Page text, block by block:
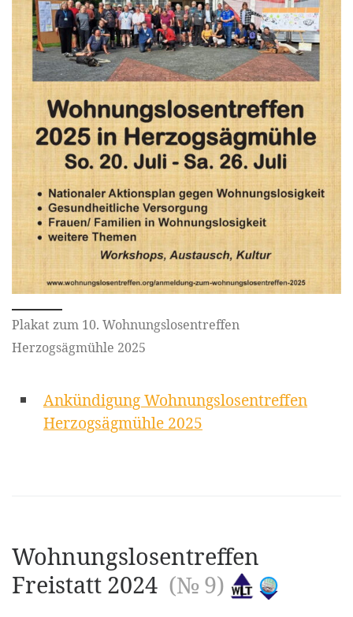
Plakat zum 10. Wohnungslosentreffen
Herzogsägmühle 2025
Ankündigung Wohnungslosentreffen
Herzogsägmühle 2025
Wohnungslosentreffen
Freistatt 2024 (№ 9)